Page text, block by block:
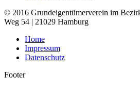
© 2016 Grundeigentümerverein im
Weg 54 | 21029 Hamburg
Home
Impressum
Datenschutz
Footer